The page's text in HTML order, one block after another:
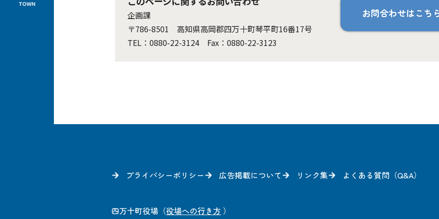
企画課
〒786-8501 高知県高岡郡四万十町琴平町16番17号
TEL：0880-22-3124 Fax：0880-22-3123
お問合わせはこち
プライバシーポリシー 広告掲載について リンク集 よくある質問（Q&A）
四万十町役場 （役場への行き方 ）